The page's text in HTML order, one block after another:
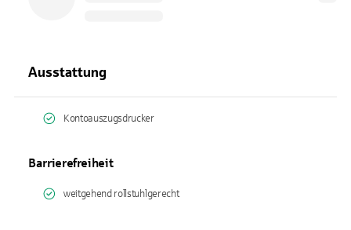
Ausstattung
Kontoauszugsdrucker
Barrierefreiheit
weitgehend rollstuhlgerecht